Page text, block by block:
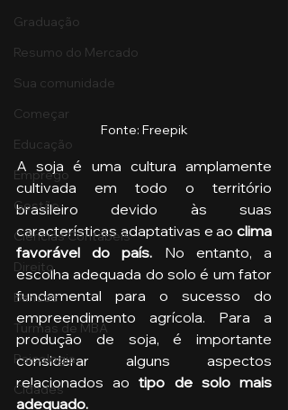
Graduação
Resumo do Mercado
Sua comunidade
Começar
Educação
Emprego
Gestão
Ciências Contábeis
Direito
Bancos
Turmas de MBA
Psicologia
Cidades
Fonte: Freepik
A soja é uma cultura amplamente
cultivada em todo o território
brasileiro devido às suas
características adaptativas e ao clima
favorável do país. No entanto, a
escolha adequada do solo é um fator
fundamental para o sucesso do
empreendimento agrícola. Para a
produção de soja, é importante
considerar alguns aspectos
relacionados ao tipo de solo mais
adequado.